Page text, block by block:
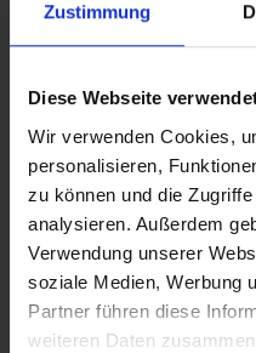
Zustimmung
Diese Webseite
Wir verwenden Cookies,
personalisieren,
zu können und die
analysieren. Außerdem
Verwendung unserer
soziale Medien, Werbung
Partner führen diese
weiteren Daten